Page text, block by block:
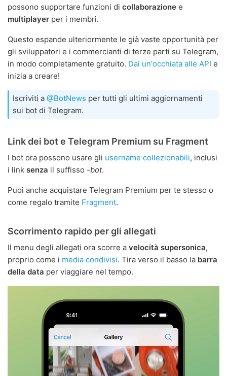
possono supportare funzioni di collaborazione e
multiplayer per i membri.
Questo espande ulteriormente le già vaste opportunità per
gli sviluppatori e i commercianti di terze parti su Telegram,
in modo completamente gratuito. Dai un'occhiata alle API e
inizia a creare!
Iscriviti a @BotNews per tutti gli ultimi aggiornamenti
sui bot di Telegram.
Link dei bot e Telegram Premium su Fragment
I bot ora possono usare gli username collezionabili, inclusi
i link senza il suffisso -bot.
Puoi anche acquistare Telegram Premium per te stesso o
come regalo tramite Fragment.
Scorrimento rapido per gli allegati
Il menu degli allegati ora scorre a velocità supersonica,
proprio come i media condivisi. Tira verso il basso la barra
della data per viaggiare nel tempo.